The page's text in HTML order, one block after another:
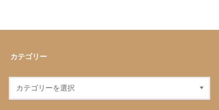
カテゴリー